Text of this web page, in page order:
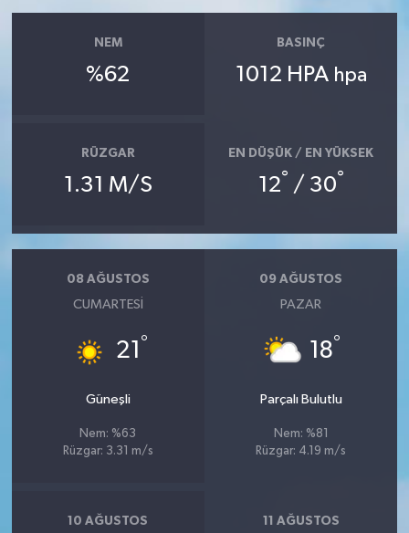
NEM
%62
BASINÇ
1012 HPA hpa
RÜZGAR
1.31 M/S
EN DÜŞÜK / EN YÜKSEK
12° / 30°
08 AĞUSTOS
CUMARTESI
21 °
Güneşli
Nem: %63
Rüzgar: 3.31 m/s
09 AĞUSTOS
PAZAR
18°
Parçalı Bulutlu
Nem: %81
Rüzgar: 4.19 m/s
10 AĞUSTOS 11 AĞUSTOS
YAŞAM